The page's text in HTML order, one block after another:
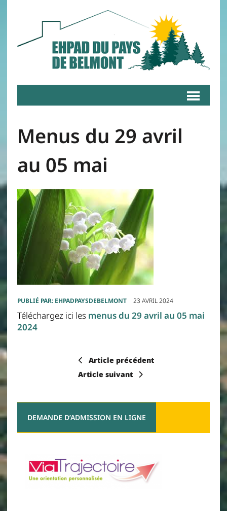
Menus du 29 avril
au 05 mai
PUBLIÉ PAR: EHPADPAYSDEBELMONT 23 AVRIL 2024
Téléchargez ici les menus du 29 avril au 05 mai
2024
Article précédent
Article suivant
DEMANDE D’ADMISSION EN LIGNE